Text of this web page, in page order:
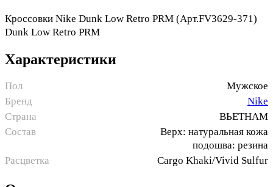
Кроссовки Nike Dunk Low Retro PRM (Арт.FV3629-371)
Dunk Low Retro PRM
Характеристики
Пол
Мужское
Бренд
Nike
Страна
ВЬЕТНАМ
Состав
Верх: натуральная кожа
подошва: резина
Расцветка
Cargo Khaki/Vivid Sulfur